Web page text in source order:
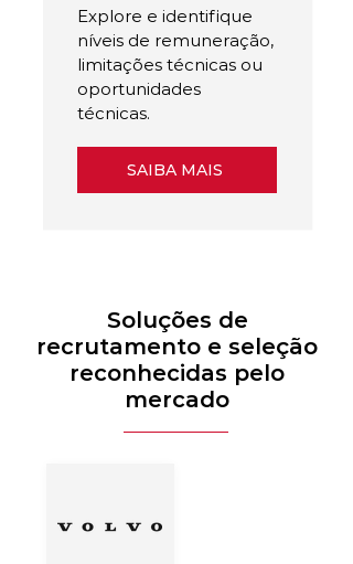
Explore e identifique
níveis de remuneração,
limitações técnicas ou
oportunidades
técnicas.
SAIBA MAIS
Soluções de
recrutamento e seleção
reconhecidas pelo
mercado